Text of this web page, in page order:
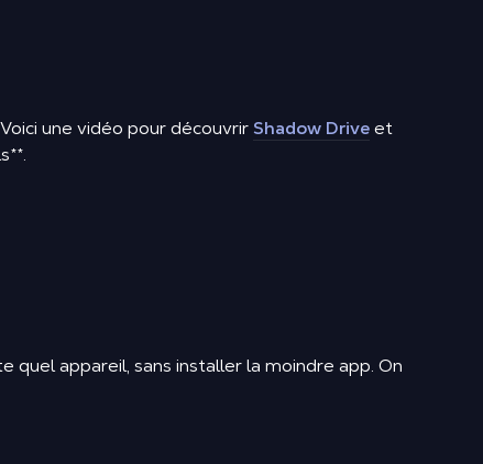
une vidéo pour découvrir Shadow Driveet
**.
quel appareil, sans installer la moindre app. On